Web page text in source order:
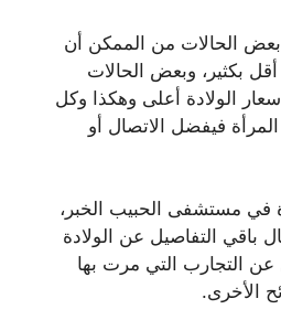
بعض الحالات من الممكن أن
أقل بكثير، وبعض الحالات
الولادة أعلى وهكذا وكل
فيفضل الاتصال أو
في مستشفى الحبيب الخبر،
باقي التفاصيل عن الولادة
عن التجارب التي مرت بها
الأخرى.